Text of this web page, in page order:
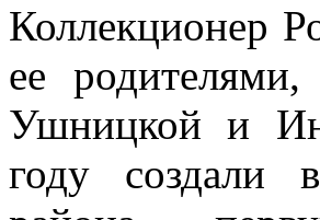
Коллекционер
ее
Ушницкой и
году создали